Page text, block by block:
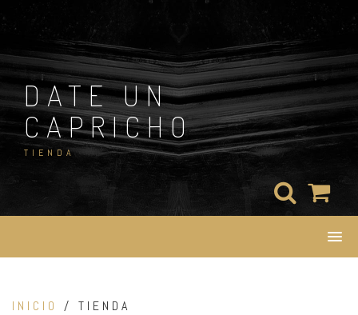
to
DATE UN
CAPRICHO
TIENDA
INICIO / TIENDA